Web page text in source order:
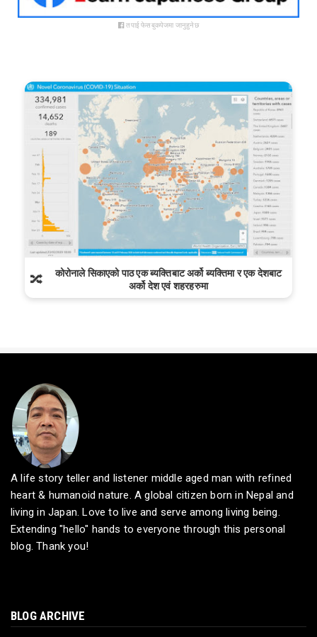
तपाई फेसबुकपेजमा जानुहुनेछ
🔀
कोरोनाले सिकाएको पाठ एक ब्यक्तिबाट अर्को ब्यक्तिमा र एक देशबाट
अर्को देश एवं शहरहरुमा
A life story teller and listener middle aged man with refined
heart & humanoid nature. A global citizen born in Nepal and
living in Japan. Love to live and serve among living being.
Extending "hello" hands to everyone through this personal
blog. Thank you!
BLOG ARCHIVE